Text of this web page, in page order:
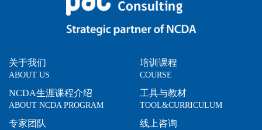
关于我们
ABOUT US
NCDA生涯课程介绍
ABOUT NCDA PROGRAM
专家团队
培训课程
COURSE
工具与教材
TOOL&CURRICULUM
线上咨询